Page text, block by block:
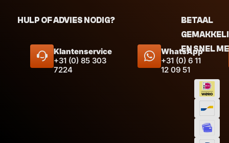
HULP OF ADVIES NODIG?
Klantenservice
+31 (0) 85 303
7224
WhatsApp
+31 (0) 6 11
12 09 51
BETAAL
EN SNEL